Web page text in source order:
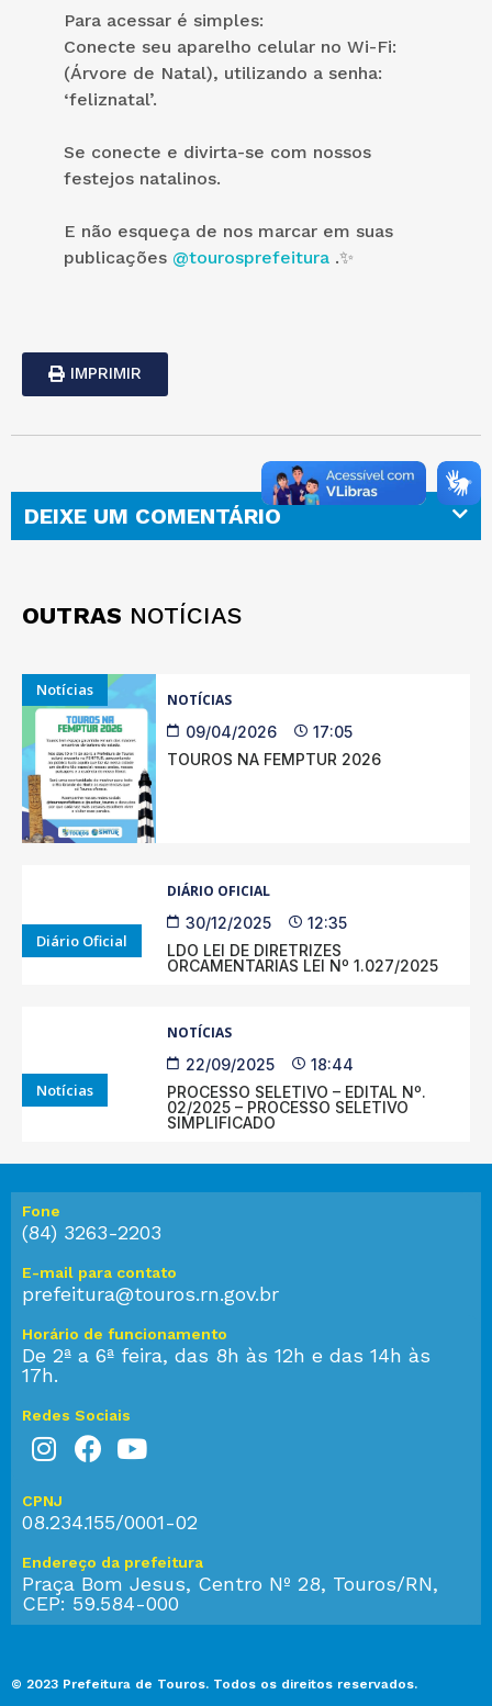
Para acessar é simples:
Conecte seu aparelho celular no Wi-Fi:
(Árvore de Natal), utilizando a senha:
‘feliznatal’.
Se conecte e divirta-se com nossos
festejos natalinos.
E não esqueça de nos marcar em suas
publicações @tourosprefeitura .✨
IMPRIMIR
DEIXE UM COMENTÁRIO
OUTRAS NOTÍCIAS
Notícias
NOTÍCIAS
09/04/2026
17:05
TOUROS NA FEMPTUR 2026
Diário Oficial
DIÁRIO OFICIAL
30/12/2025
12:35
LDO LEI DE DIRETRIZES
ORCAMENTARIAS LEI Nº 1.027/2025
Notícias
NOTÍCIAS
22/09/2025
18:44
PROCESSO SELETIVO – EDITAL Nº.
02/2025 – PROCESSO SELETIVO
SIMPLIFICADO
Fone
(84) 3263-2203
E-mail para contato
prefeitura@touros.rn.gov.br
Horário de funcionamento
De 2ª a 6ª feira, das 8h às 12h e das 14h às
17h.
Redes Sociais
CPNJ
08.234.155/0001-02
Endereço da prefeitura
Praça Bom Jesus, Centro Nº 28, Touros/RN,
CEP: 59.584-000
© 2023 Prefeitura de Touros. Todos os direitos reservados.